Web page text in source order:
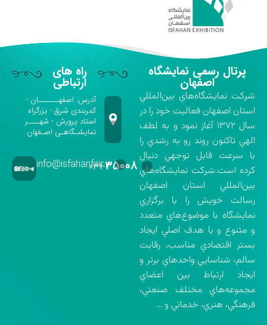
پرتال رسمی نمایشگاه
اصفهان
شركت نمايشگاه‌هاي بين‌المللي
استان اصفهان فعاليت خود را در
سال ۱۳۷۲ آغاز نمود و به لطف
الهي تاكنون روند رو به رشدي را
با سرعت قابل توجهي دنبال
كرده است.شركت نمايشگاه‌هاي
بين‌المللي استان اصفهان
رسالت خويش را با برگزاري
نمايشگاه با موضوع‌هاي متعدد
و متنوع و با هدف اصلي ايجاد
بستر اقتصادي مناسب، رقابت
سالم، شناسايي واحدهاي برتر و
ايجاد ارتباط بين اعضاي
مجموعه‌هاي مختلف صنعتي،
فرهنگي، هنري، خدماتي و …
راه های
ارتباطی
آدرس: اصفهـــــــان -
کمربندی شرق - بزرگراه
استاد پرورش - شهــــر
نمایشـگاهـی اصـفهان
۰۳۱-۳۵۰۰۸info@isfahanfair.ir